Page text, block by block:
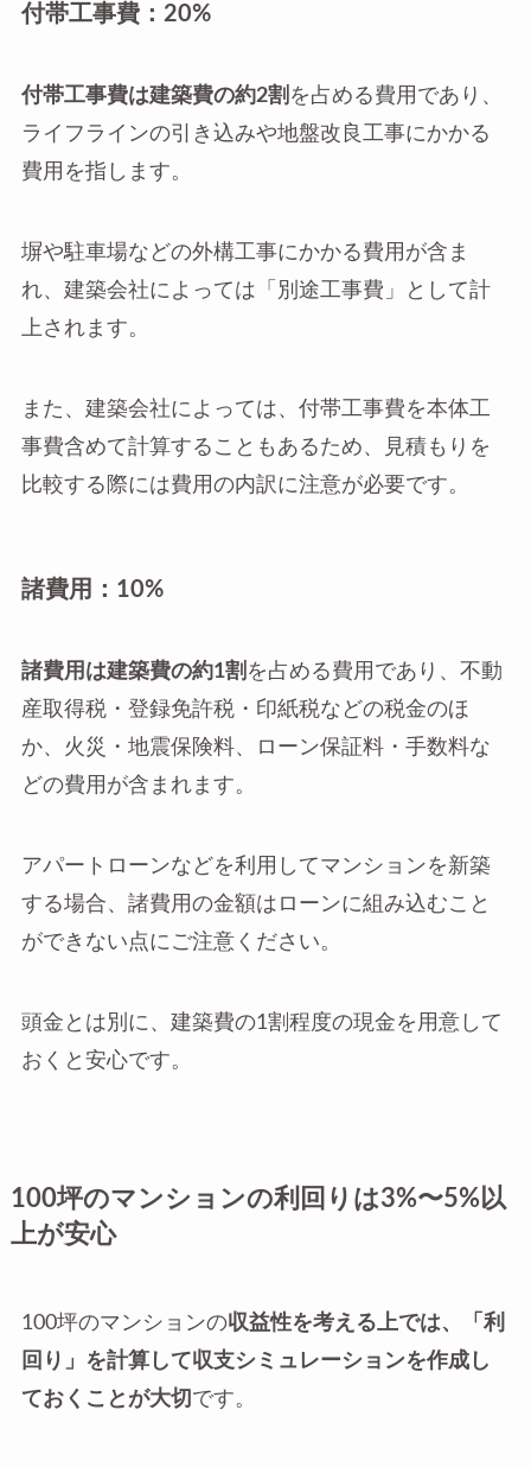
付帯工事費：20%
付帯工事費は建築費の約2割 を占める費用であり、
ライフラインの引き込みや地盤改良工事にかかる
費用を指します。
塀や駐車場などの外構工事にかかる費用が含ま
れ、建築会社によっては「別途工事費」として計
上されます。
また、建築会社によっては、付帯工事費を本体工
事費含めて計算することもあるため、見積もりを
比較する際には費用の内訳に注意が必要です。
諸費用：10%
諸費用は建築費の約1割 を占める費用であり、不動
産取得税・登録免許税・印紙税などの税金のほ
か、火災・地震保険料、ローン保証料・手数料な
どの費用が含まれます。
アパートローンなどを利用してマンションを新築
する場合、諸費用の金額はローンに組み込むこと
ができない点にご注意ください。
頭金とは別に、建築費の1割程度の現金を用意して
おくと安心です。
100坪のマンションの利回りは3%〜5%以
上が安心
100坪のマンションの収益性を考える上では、「利
回り」を計算して収支シミュレーションを作成し
ておくことが大切 です。